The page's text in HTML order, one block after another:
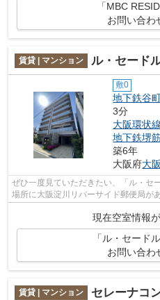
「MBC
お問い合わ
賃貸 | マンション ル・セード
敷0
地下鉄谷
3分
大阪環状線
地下鉄堺
築6年
大阪府大
ぜひ一度見ていただきたい、「ル・セ
場所に大阪淀川リバーサイド郵便局が
現在空室情報
「ル・セード
お問い合わ
賃貸 | マンション セレーナコ